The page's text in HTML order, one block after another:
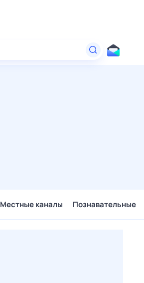
Местные каналы Познавательные